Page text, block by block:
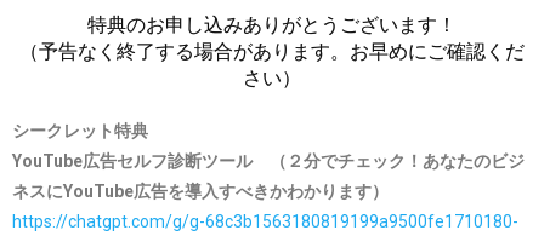
特典のお申し込みありがとうございます！
（予告なく終了する場合があります。お早めにご確認くだ
さい）
シークレット特典
YouTube広告セルフ診断ツール （２分でチェック！あなたのビジ
ネスにYouTube広告を導入すべきかわかります）
https://chatgpt.com/g/g-68c3b1563180819199a9500fe1710180-